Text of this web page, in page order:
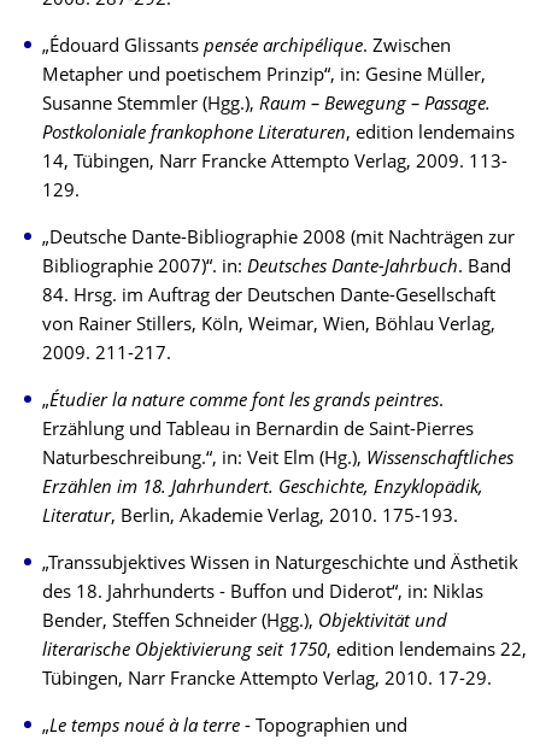
„Édouard Glissants pensée archipélique. Zwischen
Metapher und poetischem Prinzip“, in: Gesine Müller,
Susanne Stemmler (Hgg.), Raum – Bewegung – Passage.
Postkoloniale frankophone Literaturen, edition lendemains
14, Tübingen, Narr Francke Attempto Verlag, 2009. 113-
129.
„Deutsche Dante-Bibliographie 2008 (mit Nachträgen zur
Bibliographie 2007)“. in: Deutsches Dante-Jahrbuch. Band
84. Hrsg. im Auftrag der Deutschen Dante-Gesellschaft
von Rainer Stillers, Köln, Weimar, Wien, Böhlau Verlag,
2009. 211-217.
„Étudier la nature comme font les grands peintres.
Erzählung und Tableau in Bernardin de Saint-Pierres
Naturbeschreibung.“, in: Veit Elm (Hg.), Wissenschaftliches
Erzählen im 18. Jahrhundert. Geschichte, Enzyklopädik,
Literatur, Berlin, Akademie Verlag, 2010. 175-193.
„Transsubjektives Wissen in Naturgeschichte und Ästhetik
des 18. Jahrhunderts - Buffon und Diderot“, in: Niklas
Bender, Steffen Schneider (Hgg.), Objektivität und
literarische Objektivierung seit 1750, edition lendemains 22,
Tübingen, Narr Francke Attempto Verlag, 2010. 17-29.
„Le temps noué à la terre - Topographien und